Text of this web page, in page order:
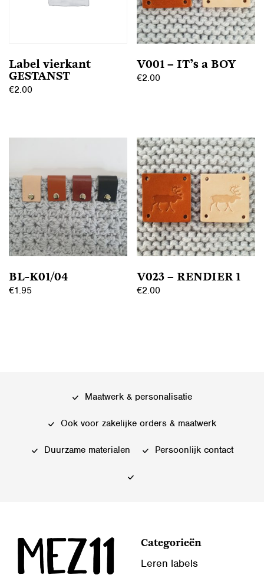
Label vierkant
GESTANST
€2.00
variaties.
Deze
optie
kan
gekozen
worden
de
productpagina
V001 – IT’s a BOY
€2.00
meerdere
variaties.
Deze
optie
kan
gekozen
worden
op
productpagina
BL-K01/04
€1.95
worden
V023 – RENDIER 1
€2.00
optie
kan
worden
Maatwerk & personalisatie
Ook voor zakelijke orders & maatwerk
Duurzame materialen Persoonlijk contact
Categorieën
Leren labels